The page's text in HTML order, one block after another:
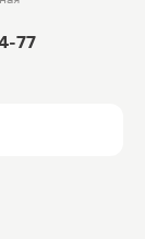
77